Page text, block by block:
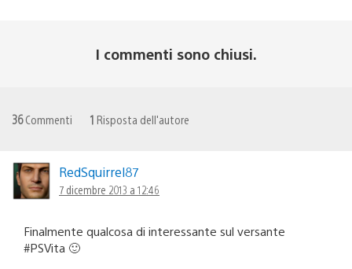
I commenti sono chiusi.
36Commenti 1 Risposta dell'autore
RedSquirrel87
7 dicembre 2013 a 12:46
Finalmente qualcosa di interessante sul versante
#PSVita 🙂